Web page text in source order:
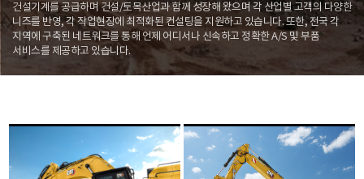
건설기계를 공급하며 건설/토목산업과 함께 성장해 왔으며 각 산업별 고객의 다양한
니즈를 반영, 각 작업현장에 최적화된 컨설팅을 지원하고 있습니다. 또한, 전국 각
지역에 구축된 네트워크를 통해 언제 어디서나 신속하고 정확한 A/S 및 부품
서비스를 제공하고 있습니다.